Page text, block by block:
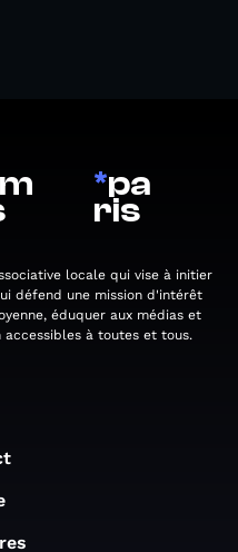
*pa
ris
locale qui vise à initier
défend une mission d'intérêt
éduquer aux médias et
à toutes et tous.